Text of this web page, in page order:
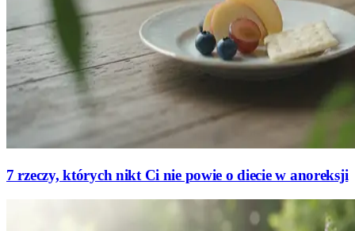
7 rzeczy, których nikt Ci nie powie o diecie w anoreksji